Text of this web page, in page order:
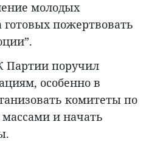
молодых
готовых пожертвовать
Партии поручил
особенно в
комитеты по
и начать